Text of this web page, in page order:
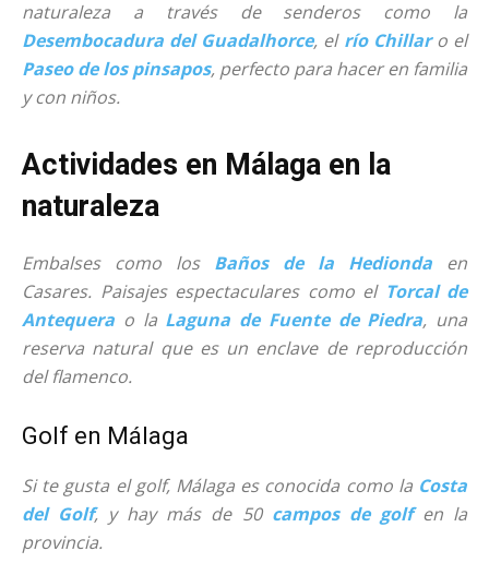
naturaleza a través de senderos como la
Desembocadura del Guadalhorce, el río Chillaro el
Paseo de los pinsapos, perfecto para hacer en familia
y con niños.
Actividades en Málaga en la
naturaleza
Embalses como los Baños de la Hedionda en
Casares. Paisajes espectaculares como el Torcal de
Antequera o la Laguna de Fuente de Piedra, una
reserva natural que es un enclave de reproducción
del flamenco.
Golf en Málaga
Si te gusta el golf, Málaga es conocida como la Costa
del Golf, y hay más de 50 campos de golfen la
provincia.